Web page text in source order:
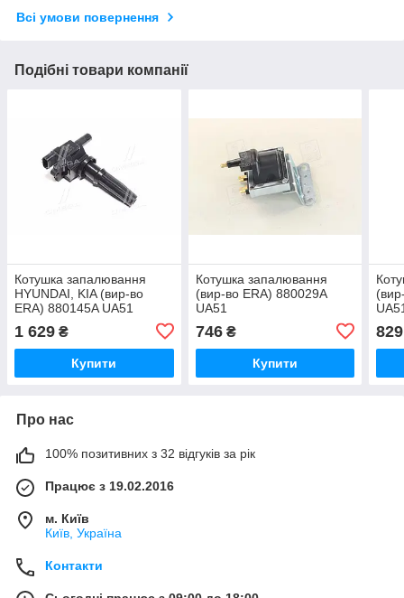
Всі умови повернення
Подібні товари компанії
Котушка запалювання
HYUNDAI, KIA (вир-во
ERA) 880145A UA51
1 629 ₴
Купити
Котушка запалювання
(вир-во ERA) 880029A
UA51
746₴
Купити
829
Про нас
100% позитивних з 32 відгуків за рік
Працює з 19.02.2016
м. Київ
Київ, Україна
Контакти